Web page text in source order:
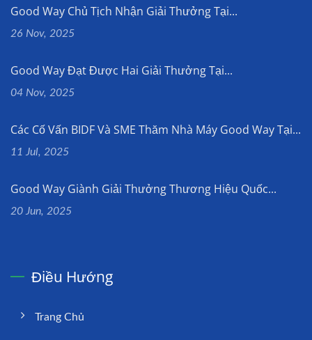
Good Way Chủ Tịch Nhận Giải Thưởng Tại...
26 Nov, 2025
Good Way Đạt Được Hai Giải Thưởng Tại...
04 Nov, 2025
Các Cố Vấn BIDF Và SME Thăm Nhà Máy Good Way Tại...
11 Jul, 2025
Good Way Giành Giải Thưởng Thương Hiệu Quốc...
20 Jun, 2025
Điều Hướng
Trang Chủ